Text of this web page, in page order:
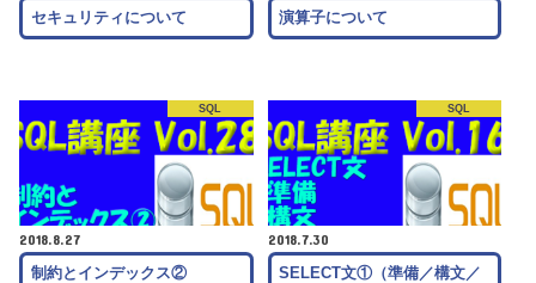
セキュリティについて 演算子について
SQL
2018.8.27
制約とインデックス②
SQL
2018.7.30
SELECT文①（準備／構文／